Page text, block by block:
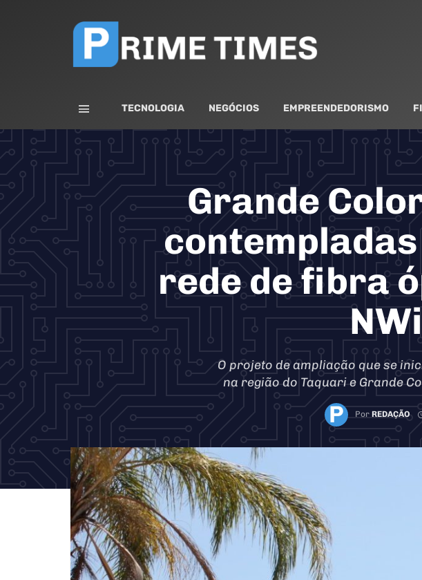
TECNOLOGIA NEGÓCIOS EMPREENDEDORISMO
Grande
rede de fibra
O projeto de ampliação que se
na região do Taquari e Grande
PorREDAÇÃO